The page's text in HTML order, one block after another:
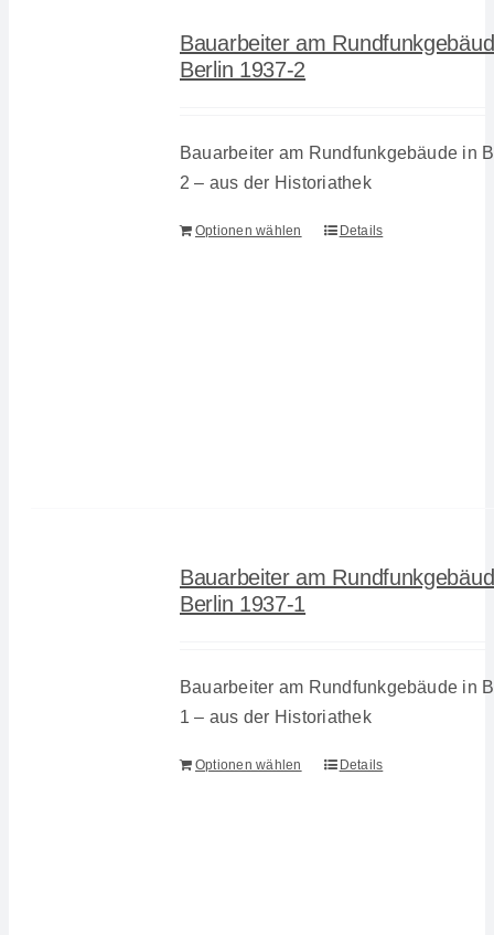
Bauarbeiter am
Berlin 1937-2
Bauarbeiter am Rundfunkgebäude in
2 – aus der Historiathek
Optionen wählen Details
Bauarbeiter am
Berlin 1937-1
Bauarbeiter am Rundfunkgebäude in
1 – aus der Historiathek
Optionen wählen Details